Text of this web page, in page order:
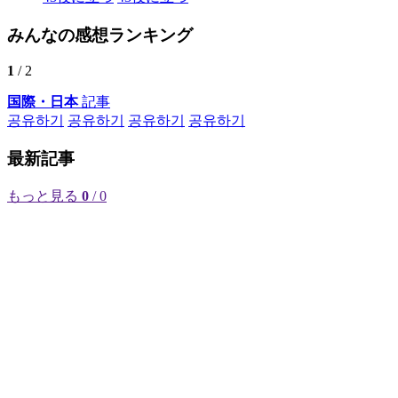
みんなの感想ランキング
1 / 2
国際・日本記事
공유하기
공유하기 공유하기 공유하기
最新記事
もっと見る 0 / 0